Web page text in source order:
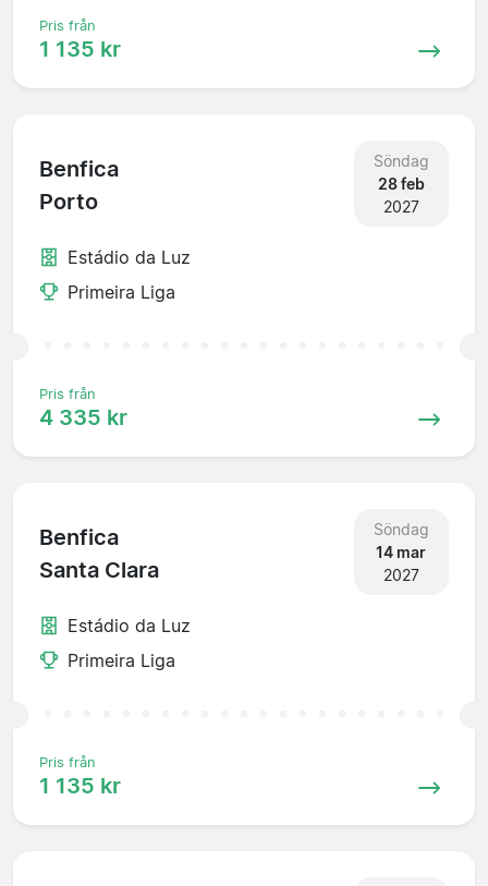
Pris från
1 135 kr
Benfica
Porto
Söndag
28 feb
2027
Estádio da Luz
Primeira Liga
Pris från
4 335 kr
Benfica
Santa Clara
Söndag
14 mar
2027
Estádio da Luz
Primeira Liga
Pris från
1 135 kr